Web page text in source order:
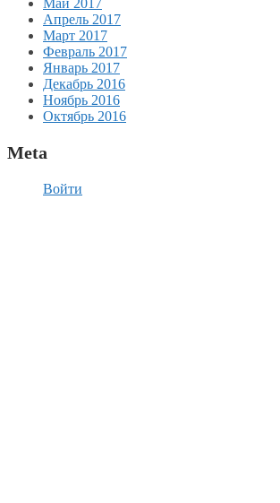
Май 2017
Апрель 2017
Март 2017
Февраль 2017
Январь 2017
Декабрь 2016
Ноябрь 2016
Октябрь 2016
Meta
Войти